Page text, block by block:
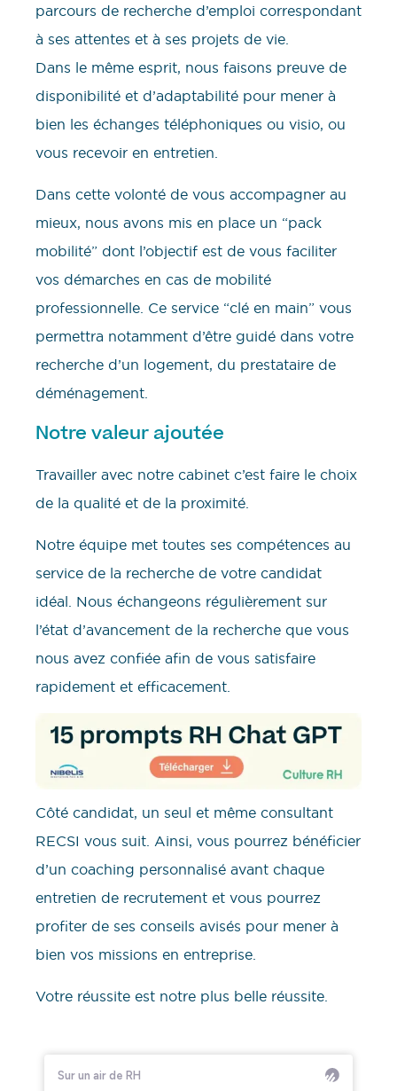
parcours de recherche d’emploi correspondant
à ses attentes et à ses projets de vie.
Dans le même esprit, nous faisons preuve de
disponibilité et d’adaptabilité pour mener à
bien les échanges téléphoniques ou visio, ou
vous recevoir en entretien.
Dans cette volonté de vous accompagner au
mieux, nous avons mis en place un “pack
mobilité” dont l’objectif est de vous faciliter
vos démarches en cas de mobilité
professionnelle. Ce service “clé en main” vous
permettra notamment d’être guidé dans votre
recherche d’un logement, du prestataire de
déménagement.
Notre valeur ajoutée
Travailler avec notre cabinet c’est faire le choix
de la qualité et de la proximité.
Notre équipe met toutes ses compétences au
service de la recherche de votre candidat
idéal. Nous échangeons régulièrement sur
l’état d’avancement de la recherche que vous
nous avez confiée afin de vous satisfaire
rapidement et efficacement.
Côté candidat, un seul et même consultant
RECSI vous suit. Ainsi, vous pourrez bénéficier
d’un coaching personnalisé avant chaque
entretien de recrutement et vous pourrez
profiter de ses conseils avisés pour mener à
bien vos missions en entreprise.
Votre réussite est notre plus belle réussite.